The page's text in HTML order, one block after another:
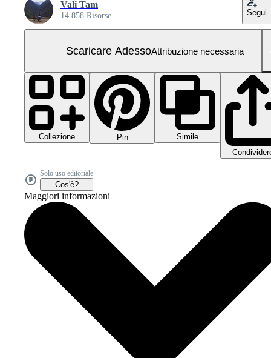
Vali Tam
14.858 Risorse Segui
Scaricare AdessoAttribuzione necessaria
Collezione Pin
Simile
Solo uso editoriale
Cos'è?
Maggiori informazioni